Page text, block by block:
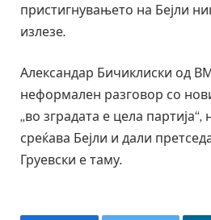
пристигнувањето на Бејли
излезе.
Александар Бичиклиски од
неформален разговор со
„во зградата е цела
среќава Бејли и дали
Груевски е таму.